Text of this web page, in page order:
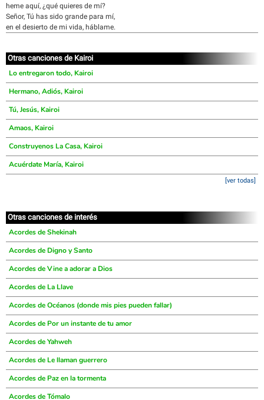
heme aquí, ¿qué quieres de mí?
Señor, Tú has sido grande para mí,
en el desierto de mi vida, háblame.
Otras canciones de Kairoi
Lo entregaron todo, Kairoi
Hermano, Adiós, Kairoi
Tú, Jesús, Kairoi
Amaos, Kairoi
Construyenos La Casa, Kairoi
Acuérdate María, Kairoi
[ver todas]
Otras canciones de interés
Acordes de Shekinah
Acordes de Digno y Santo
Acordes de Vine a adorar a Dios
Acordes de La Llave
Acordes de Océanos (donde mis pies pueden fallar)
Acordes de Por un instante de tu amor
Acordes de Yahweh
Acordes de Le llaman guerrero
Acordes de Paz en la tormenta
Acordes de Tómalo